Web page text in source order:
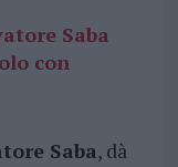
Saba
con
Saba, dà